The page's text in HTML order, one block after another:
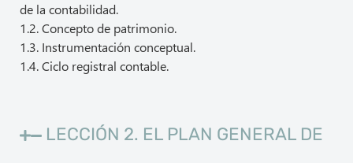
de la contabilidad.
1.2. Concepto de patrimonio.
1.3. Instrumentación conceptual.
1.4. Ciclo registral contable.
LECCIÓN 2. EL PLAN GENERAL DE